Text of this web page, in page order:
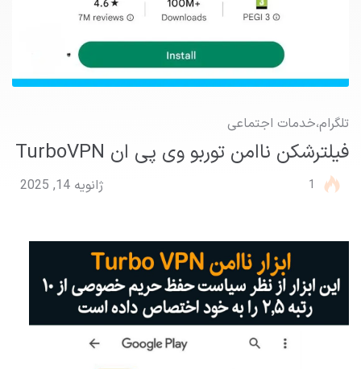
تلگرام،خدمات اجتماعی
فیلترشکن ناامن توربو وی پی ان TurboVPN
1 ژانویه 14, 2025